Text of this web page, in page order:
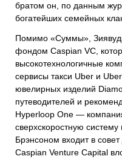
братом он, по данным
богатейших семейных
Помимо «Суммы»,
фондом Caspian VC,
высокотехнологичные
сервисы такси Uber и
ювелирных изделий
путеводителей и
Hyperloop One —
сверхскоростную
Брэнсоном входит в
Caspian Venture Capital